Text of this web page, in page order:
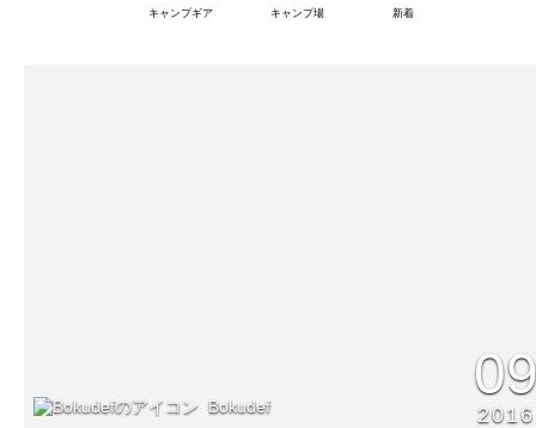
キャンプギア キャンプ場 新着
Bokudef 2016